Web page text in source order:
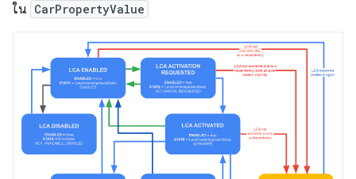
ใน CarPropertyValue